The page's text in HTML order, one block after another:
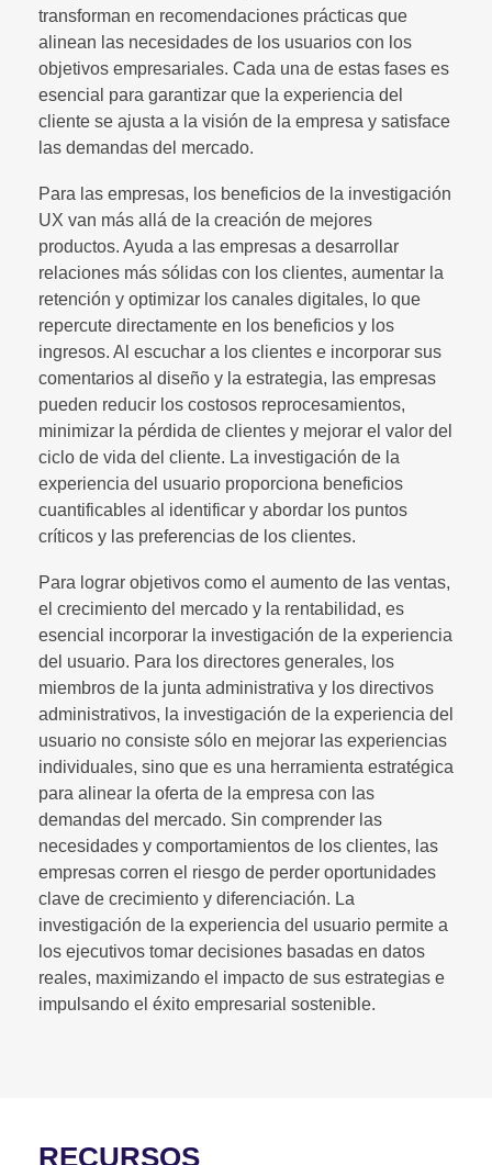
transforman en recomendaciones prácticas que
alinean las necesidades de los usuarios con los
objetivos empresariales. Cada una de estas fases es
esencial para garantizar que la experiencia del
cliente se ajusta a la visión de la empresa y satisface
las demandas del mercado.
Para las empresas, los beneficios de la investigación
UX van más allá de la creación de mejores
productos. Ayuda a las empresas a desarrollar
relaciones más sólidas con los clientes, aumentar la
retención y optimizar los canales digitales, lo que
repercute directamente en los beneficios y los
ingresos. Al escuchar a los clientes e incorporar sus
comentarios al diseño y la estrategia, las empresas
pueden reducir los costosos reprocesamientos,
minimizar la pérdida de clientes y mejorar el valor del
ciclo de vida del cliente. La investigación de la
experiencia del usuario proporciona beneficios
cuantificables al identificar y abordar los puntos
críticos y las preferencias de los clientes.
Para lograr objetivos como el aumento de las ventas,
el crecimiento del mercado y la rentabilidad, es
esencial incorporar la investigación de la experiencia
del usuario. Para los directores generales, los
miembros de la junta administrativa y los directivos
administrativos, la investigación de la experiencia del
usuario no consiste sólo en mejorar las experiencias
individuales, sino que es una herramienta estratégica
para alinear la oferta de la empresa con las
demandas del mercado. Sin comprender las
necesidades y comportamientos de los clientes, las
empresas corren el riesgo de perder oportunidades
clave de crecimiento y diferenciación. La
investigación de la experiencia del usuario permite a
los ejecutivos tomar decisiones basadas en datos
reales, maximizando el impacto de sus estrategias e
impulsando el éxito empresarial sostenible.
RECURSOS